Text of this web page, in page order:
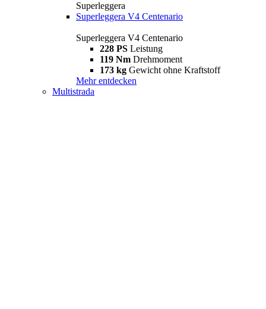
Superleggera
Superleggera V4 Centenario
Superleggera V4 Centenario
228 PS Leistung
119 Nm Drehmoment
173 kg Gewicht ohne Kraftstoff
Mehr entdecken
Multistrada